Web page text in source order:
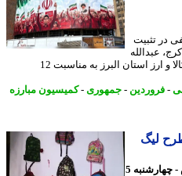
تثبیت
دارایی، دبیر کمیسیون مبارزه با قاچاق کالا و ارز استان البرز به مناسبت 12
-جمهوری- کمیسیون مبارزه
5 ماه پیش - چهارشنبه 5